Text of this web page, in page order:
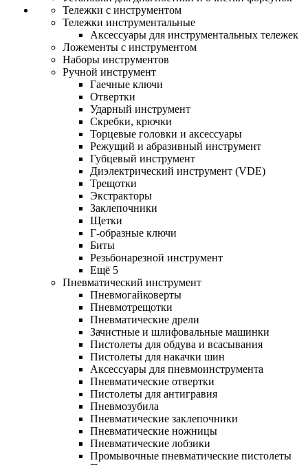
Тележки с инструментом
Тележки инструментальные
Аксессуары для инструментальных тележек
Ложементы с инструментом
Наборы инструментов
Ручной инструмент
Гаечные ключи
Отвертки
Ударный инструмент
Скребки, крючки
Торцевые головки и аксессуары
Режущий и абразивный инструмент
Губцевый инструмент
Диэлектрический инструмент (VDE)
Трещотки
Экстракторы
Заклепочники
Щетки
Г-образные ключи
Биты
Резьбонарезной инструмент
Ещё 5
Пневматический инструмент
Пневмогайковерты
Пневмотрещотки
Пневматические дрели
Зачистные и шлифовальные машинки
Пистолеты для обдува и всасывания
Пистолеты для накачки шин
Аксессуары для пневмоинструмента
Пневматические отвертки
Пистолеты для антигравия
Пневмозубила
Пневматические заклепочники
Пневматические ножницы
Пневматические лобзики
Промывочные пневматические пистолеты